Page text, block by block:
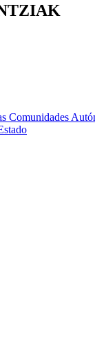
Comunidades